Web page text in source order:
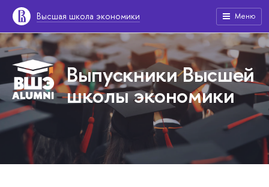
Высшая школа экономики Меню
Выпускники Высшей
школы экономики